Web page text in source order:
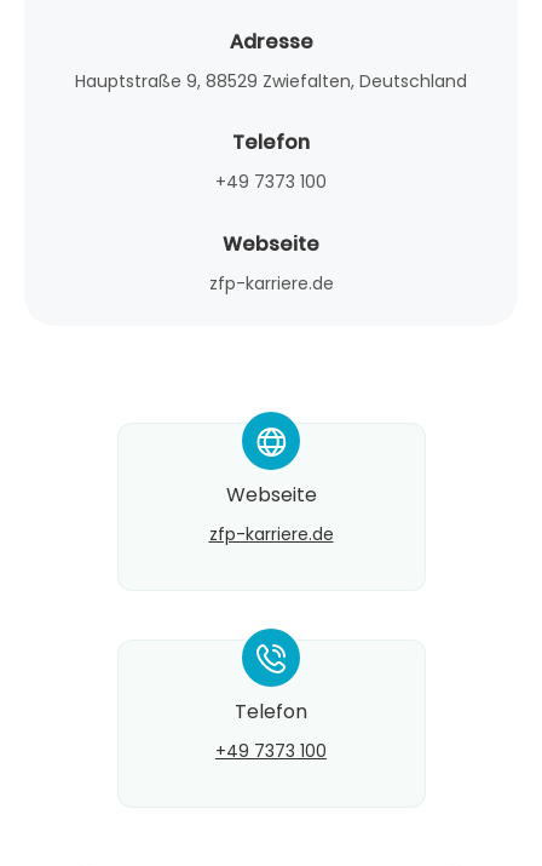
Adresse
Hauptstraße 9, 88529 Zwiefalten, Deutschland
Telefon
+49 7373 100
Webseite
zfp-karriere.de
*
Webseite
zfp-karriere.de
*
Telefon
+49 7373 100